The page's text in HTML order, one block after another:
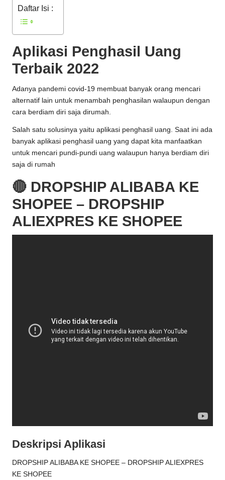
Daftar Isi :
Aplikasi Penghasil Uang
Terbaik 2022
Adanya pandemi covid-19 membuat banyak orang mencari
alternatif lain untuk menambah penghasilan walaupun dengan
cara berdiam diri saja dirumah.
Salah satu solusinya yaitu aplikasi penghasil uang. Saat ini ada
banyak aplikasi penghasil uang yang dapat kita manfaatkan
untuk mencari pundi-pundi uang walaupun hanya berdiam diri
saja di rumah
🔴 DROPSHIP ALIBABA KE
SHOPEE – DROPSHIP
ALIEXPRES KE SHOPEE
Deskripsi Aplikasi
DROPSHIP ALIBABA KE SHOPEE – DROPSHIP ALIEXPRES
KE SHOPEE